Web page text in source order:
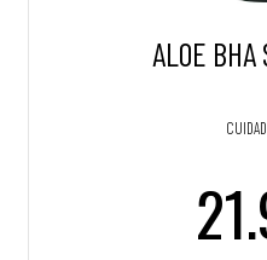
ALOE BHA